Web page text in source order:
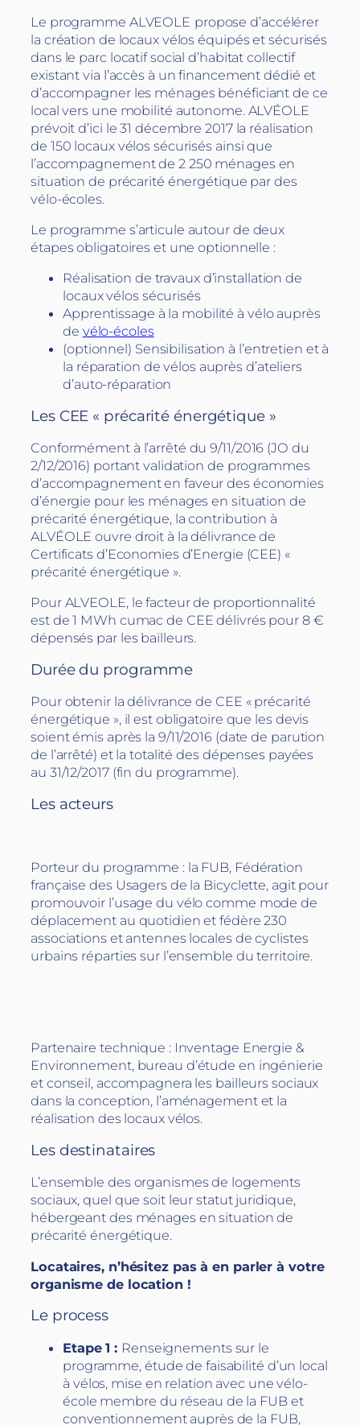
Le programme ALVEOLE propose d’accélérer
la création de locaux vélos équipés et sécurisés
dans le parc locatif social d’habitat collectif
existant via l’accès à un financement dédié et
d’accompagner les ménages bénéficiant de ce
local vers une mobilité autonome. ALVÉOLE
prévoit d’ici le 31 décembre 2017 la réalisation
de 150 locaux vélos sécurisés ainsi que
l’accompagnement de 2 250 ménages en
situation de précarité énergétique par des
vélo-écoles.
Le programme s’articule autour de deux
étapes obligatoires et une optionnelle :
Réalisation de travaux d’installation de
locaux vélos sécurisés
Apprentissage à la mobilité à vélo auprès
de vélo-écoles
(optionnel) Sensibilisation à l’entretien et à
la réparation de vélos auprès d’ateliers
d’auto-réparation
Les CEE « précarité énergétique »
Conformément à l’arrêté du 9/11/2016 (JO du
2/12/2016) portant validation de programmes
d’accompagnement en faveur des économies
d’énergie pour les ménages en situation de
précarité énergétique, la contribution à
ALVÉOLE ouvre droit à la délivrance de
Certificats d’Economies d’Energie (CEE) «
précarité énergétique ».
Pour ALVEOLE, le facteur de proportionnalité
est de 1 MWh cumac de CEE délivrés pour 8 €
dépensés par les bailleurs.
Durée du programme
Pour obtenir la délivrance de CEE « précarité
énergétique », il est obligatoire que les devis
soient émis après la 9/11/2016 (date de parution
de l’arrêté) et la totalité des dépenses payées
au 31/12/2017 (fin du programme).
Les acteurs
Porteur du programme : la FUB, Fédération
française des Usagers de la Bicyclette, agit pour
promouvoir l’usage du vélo comme mode de
déplacement au quotidien et fédère 230
associations et antennes locales de cyclistes
urbains réparties sur l’ensemble du territoire.
Partenaire technique : Inventage Energie &
Environnement, bureau d’étude en ingénierie
et conseil, accompagnera les bailleurs sociaux
dans la conception, l’aménagement et la
réalisation des locaux vélos.
Les destinataires
L’ensemble des organismes de logements
sociaux, quel que soit leur statut juridique,
hébergeant des ménages en situation de
précarité énergétique.
Locataires, n’hésitez pas à en parler à votre
organisme de location !
Le process
Etape 1 : Renseignements sur le
programme, étude de faisabilité d’un local
à vélos, mise en relation avec une vélo-
école membre du réseau de la FUB et
conventionnement auprès de la FUB,